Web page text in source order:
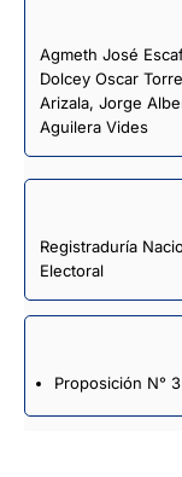
Agmeth José
Dolcey Oscar
Arizala, Jorge
Aguilera Vides
Registraduría
Electoral
Proposición N° 3